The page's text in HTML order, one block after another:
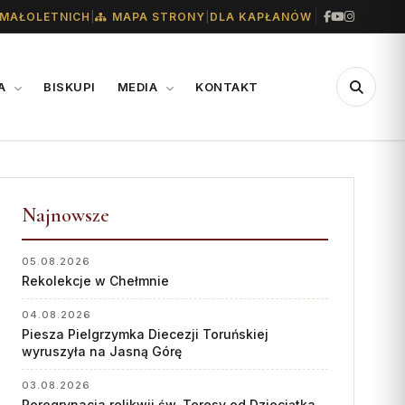
MAPA STRONY DLA KAPŁANÓW
BISKUPI MEDIA KONTAKT
CENTRUM
Biuro
Współpraca
Redakcja
WSPARCIE
Konta bankowe diecezji
Ofiary na seminarium
1% podatku
Najnowsze
05.08.2026
Rekolekcje w Chełmnie
04.08.2026
Piesza Pielgrzymka Diecezji Toruńskiej
wyruszyła na Jasną Górę
03.08.2026